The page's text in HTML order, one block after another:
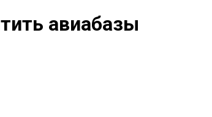
авиабазы